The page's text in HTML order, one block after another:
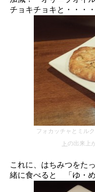
チョキチョキと・・・・
フォカッチャとミル
ト の出来上
これに、はちみつをた
緒に食べると 「ゆ・め